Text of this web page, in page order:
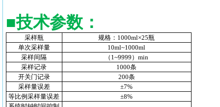
■技术参数 ：
采样瓶
规格：1000ml×25瓶
单次采样量
10ml~1000ml
采样间隔
（1~9999）min
采样记录
1000条
开关门记录
200条
采样量误差
±7%
等比例采样量误差
±8%